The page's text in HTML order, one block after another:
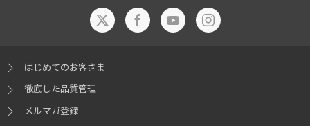
はじめてのお客さま
徹底した品質管理
メルマガ登録